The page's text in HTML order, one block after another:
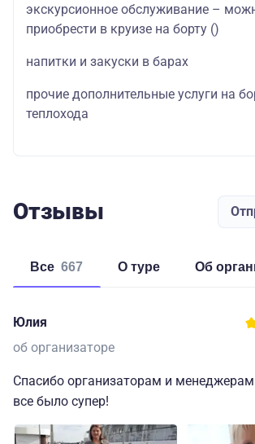
экскурсионное обслуживание –
приобрести в круизе на борту ()
напитки и закуски в барах
прочие дополнительные услуги на
теплохода
Отзывы
Все 667 о туре об
Юлия
об организаторе
Спасибо организаторам и менеджерам
все было супер!